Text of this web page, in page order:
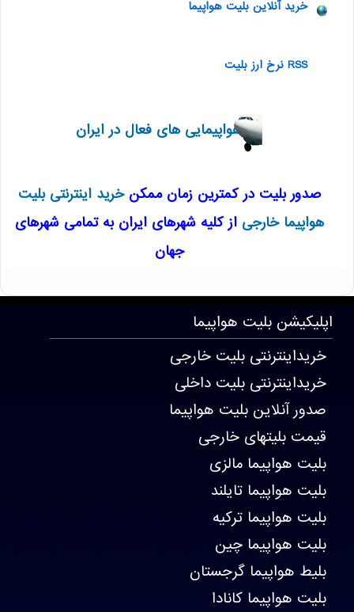
خرید آنلاین بلیت هواپیما
RSS نرخ ارز بلیت
هواپیمایی های فعال در ایران
صدور بلیت در کمترین زمان ممکنخرید اینترنتی بلیت
هواپیما خارجیاز کلیه شهرهای ایران به تمامی شهرهای
جهان
اپلیکیشن بلیت هواپیما
خریداینترنتی بلیت خارجی
خریداینترنتی بلیت داخلی
صدور آنلاین بلیت هواپیما
قیمت بلیتهای خارجی
بلیت هواپیما مالزی
بلیت هواپیما تایلند
بلیت هواپیما ترکیه
بلیت هواپیما چین
بلیط هواپیما گرجستان
بلیت هواپیما کانادا